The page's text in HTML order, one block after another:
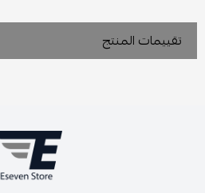
تقييمات المنتج